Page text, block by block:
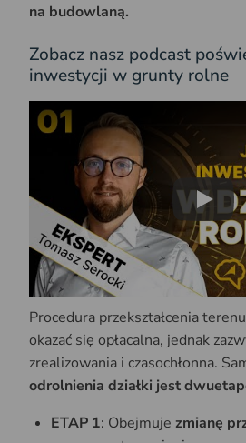
na budowlaną.
Zobacz nasz podcast
inwestycji w grunty rolne
Play
Procedura przekształcenia
okazać się opłacalna, jednak
zrealizowania i czasochłonna.
odrolnienia działki jest
ETAP 1: Obejmuje zmianę